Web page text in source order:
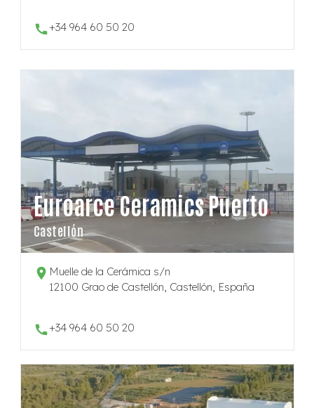
+34 964 60 50 20
Euroarce Ceramics Puerto
Castellón
Muelle de la Cerámica s/n
12100 Grao de Castellón, Castellón, España
+34 964 60 50 20